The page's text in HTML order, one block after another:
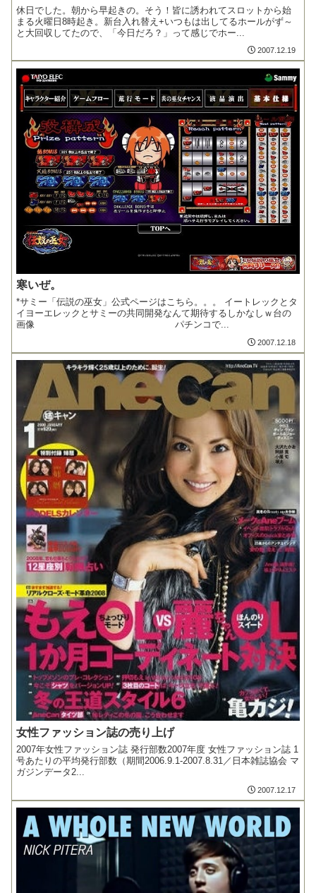
休日でした。朝から早起きの。そう！皆に誘われてスロットから始
まる火曜日8時起き。新台入れ替え+いつもは出してるホールがず～
と大回収してたので、「今日だろ？」って感じでホー...
2007.12.19
寒いぜ。
*サミー「伝説の巫女」公式ページはこちら。。。 イートレックとタ
イヨーエレックとサミーの共同開発なんて期待するしかなしｗ台の
画像 パチンコで...
2007.12.18
女性ファッション誌の売り上げ
2007年女性ファッション誌 発行部数2007年度 女性ファッション誌 1
号あたりの平均発行部数（期間2006.9.1-2007.8.31／日本雑誌協会 マ
ガジンデータ2...
2007.12.17